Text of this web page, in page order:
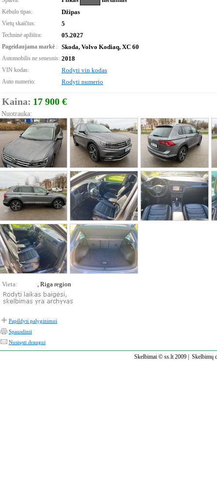
Kėbulo tipas: Džipas
Vietų skaičius: 5
Techninė apžiūra: 05.2027
Pageidaujama markė : Skoda, Volvo Kodiaq, XC 60
Automobilis ne senesnis: 2018
VIN kodas: Rodyti vin kodas
Auto numerio: Rodyti numerio
Kaina: 17 900 €
Nuotrauka:
Vieta: , Riga region
Papildyti palyginimui
Spausdinti
Nusiųsti draugui
Skelbimai © ss.lt 2009 | Skelbimų